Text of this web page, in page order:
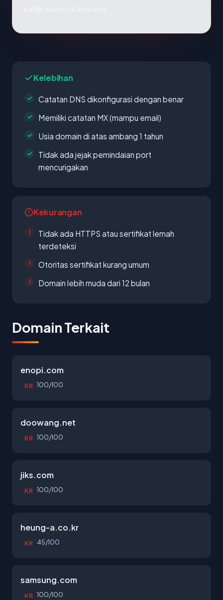
Kelebihan
Catatan DNS dikonfigurasi dengan benar
Memiliki catatan MX (mampu email)
Usia domain di atas ambang 1 tahun
Tidak ada jejak pemindaian port
mencurigakan
Kekurangan
Tidak ada HTTPS atau sertifikat lemah
terdeteksi
Otoritas sertifikat kurang umum
Domain lebih muda dari 12 bulan
Domain Terkait
enopi.com
KR 100/100
doowang.net
KR 100/100
jiks.com
KR 100/100
heung-a.co.kr
KR 45/100
samsung.com
KR 100/100